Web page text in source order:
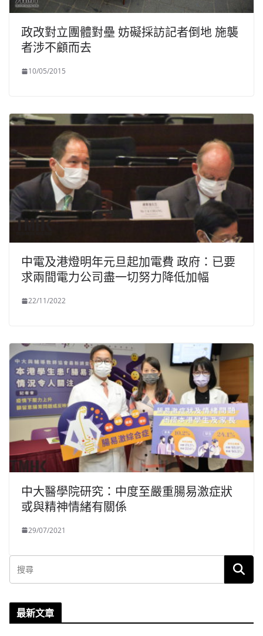
政改對立團體對壘 妨礙採訪記者倒地 施襲
者涉不顧而去
10/05/2015
中電及港燈明年元旦起加電費 政府：已要
求兩間電力公司盡一切努力降低加幅
22/11/2022
中大醫學院研究：中度至嚴重腸易激症狀
或與精神情緒有關係
29/07/2021
最新文章